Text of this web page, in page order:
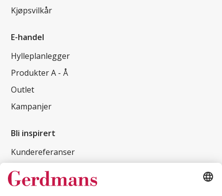
Kjøpsvilkår
E-handel
Hylleplanlegger
Produkter A - Å
Outlet
Kampanjer
Bli inspirert
Kundereferanser
Magasin
Tips og guider